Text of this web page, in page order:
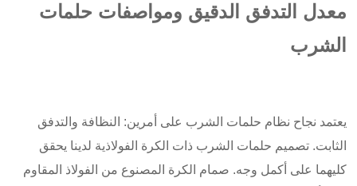
معدل التدفق الدقيق ومواصفات حلمات
الشرب
يعتمد نجاح نظام حلمات الشرب على أمرين: النظافة والتدفق
الثابت. تصميم حلمات الشرب ذات الكرة الفولاذية لدينا يحقق
كليهما على أكمل وجه. صمام الكرة المصنوع من الفولاذ المقاوم